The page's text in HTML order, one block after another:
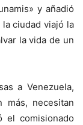
y añadió
ciudad viajó la
la vida de un
a Venezuela,
más, necesitan
el comisionado